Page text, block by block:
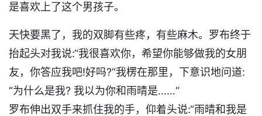
是喜欢上了这个男孩子。
天快要黑了，我的双脚有些疼，有些麻木。罗布终于
抬起头对我说:“我很喜欢你，希望你能够做我的女朋
友，你答应我吧!好吗?“我楞在那里，下意识地问道:
“为什么是我? 我以为你和雨晴是……“
罗布伸出双手来抓住我的手，仰着头说:“雨晴和我是